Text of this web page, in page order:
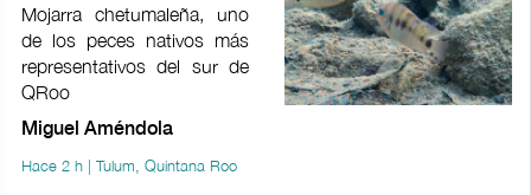
Mojarra chetumaleña, uno
de los peces nativos más
representativos del sur de
QRoo
Miguel Améndola
Hace 2 h | Tulum, Quintana Roo